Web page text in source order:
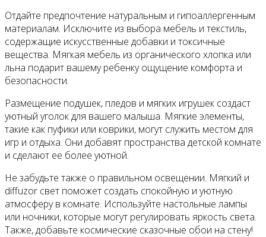
Отдайте предпочтение натуральным и гипоаллергенным
материалам. Исключите из выбора мебель и текстиль,
содержащие искусственные добавки и токсичные
вещества. Мягкая мебель из органического хлопка или
льна подарит вашему ребенку ощущение комфорта и
безопасности.
Размещение подушек, пледов и мягких игрушек создаст
уютный уголок для вашего малыша. Мягкие элементы,
такие как пуфики или коврики, могут служить местом для
игр и отдыха. Они добавят пространства детской комнате
и сделают ее более уютной.
Не забудьте также о правильном освещении. Мягкий и
diffuzor свет поможет создать спокойную и уютную
атмосферу в комнате. Используйте настольные лампы
или ночники, которые могут регулировать яркость света.
Также, добавьте космические сказочные обои на стену!